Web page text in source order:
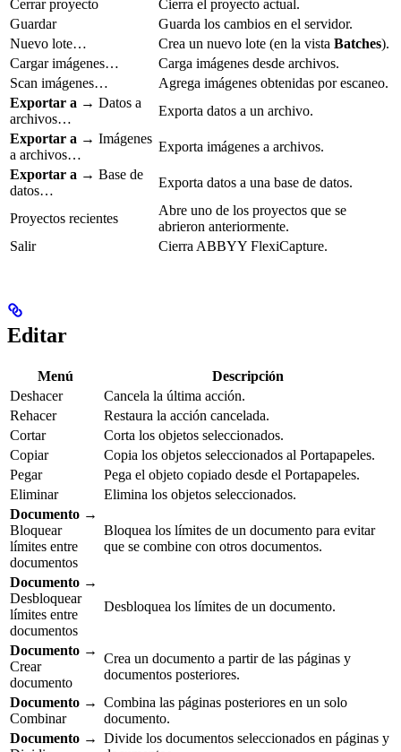
Cerrar proyecto
Cierra el proyecto actual.
Guardar
Guarda los cambios en el servidor.
Nuevo lote…
Crea un nuevo lote (en la vista Batches).
Cargar imágenes…
Carga imágenes desde archivos.
Scan imágenes…
Agrega imágenes obtenidas por escaneo.
Exportar a → Datos a
archivos…
Exporta datos a un archivo.
Exportar a → Imágenes
a archivos…
Exporta imágenes a archivos.
Exportar a → Base de
datos…
Exporta datos a una base de datos.
Proyectos recientes
Abre uno de los proyectos que se
abrieron anteriormente.
Salir
Cierra ABBYY FlexiCapture.
Editar
Menú
Descripción
Deshacer
Cancela la última acción.
Rehacer
Restaura la acción cancelada.
Cortar
Corta los objetos seleccionados.
Copiar
Copia los objetos seleccionados al Portapapeles.
Pegar
Pega el objeto copiado desde el Portapapeles.
Eliminar
Elimina los objetos seleccionados.
Documento →
Bloquear
límites entre
documentos
Bloquea los límites de un documento para evitar
que se combine con otros documentos.
Documento →
Desbloquear
límites entre
documentos
Desbloquea los límites de un documento.
Documento →
Crear
documento
Crea un documento a partir de las páginas y
documentos posteriores.
Documento →
Combinar
Combina las páginas posteriores en un solo
documento.
Documento → Divide los documentos seleccionados en páginas y